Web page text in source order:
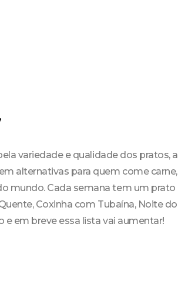
variedade e qualidade dos pratos, a
alternativas para quem come carne,
mundo. Cada semana tem um prato
Coxinha com Tubaína, Noite do
e em breve essa lista vai aumentar!